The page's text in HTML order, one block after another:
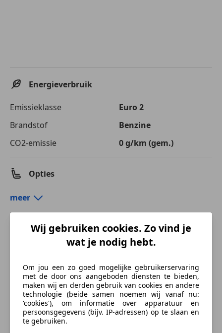
Energieverbruik
Emissieklasse
Euro 2
Brandstof
Benzine
CO2-emissie
0 g/km (gem.)
Opties
Comfort en gemak
Airconditioning
Cruise control
Elektrisch verstelbare buitenspiegels
Elektrische stoelverstelling
Lederen bekleding
Lendensteun
Open dak
Stoelverwarming
Voorruitverwarming
meer
Kleur en Bekleding
Oorspronkelijke kleur
Groen
Materiaal
Leder
Beschrijving
Wij gebruiken cookies. Zo vind je
wat je nodig hebt.
Om jou een zo goed mogelijke gebruikerservaring
met de door ons aangeboden diensten te bieden,
maken wij en derden gebruik van cookies en andere
technologie (beide samen noemen wij vanaf nu:
'cookies'), om informatie over apparatuur en
persoonsgegevens (bijv. IP-adressen) op te slaan en
te gebruiken.